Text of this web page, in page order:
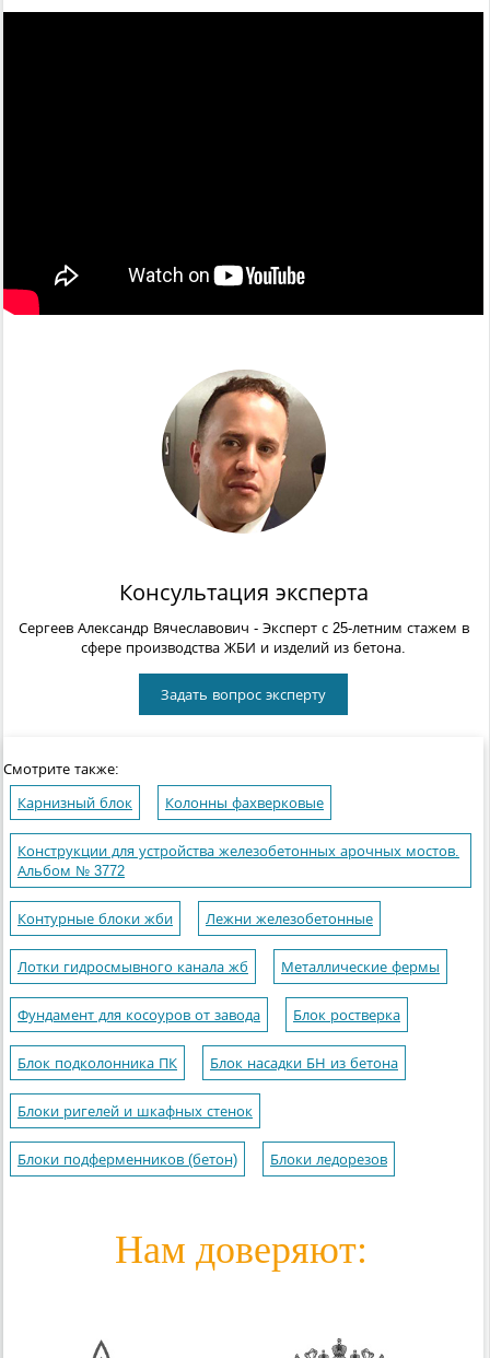
Консультация эксперта
Сергеев Александр Вячеславович - Эксперт с 25-летним стажем в
сфере производства ЖБИ и изделий из бетона.
Задать вопрос эксперту
Смотрите также:
Карнизный блок Колонны фахверковые
Конструкции для устройства железобетонных арочных мостов.
Альбом № 3772
Контурные блоки жби Лежни железобетонные
Лотки гидросмывного канала жб Металлические фермы
Фундамент для косоуров от завода Блок ростверка
Блок подколонника ПК Блок насадки БН из бетона
Блоки ригелей и шкафных стенок
Блоки подферменников (бетон) Блоки ледорезов
Нам доверяют: